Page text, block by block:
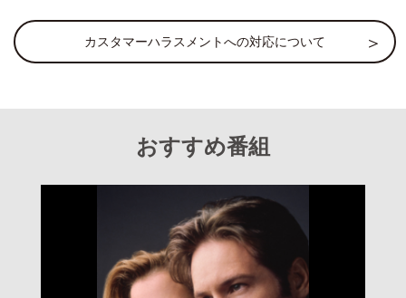
カスタマーハラスメントへの対応について
おすすめ番組